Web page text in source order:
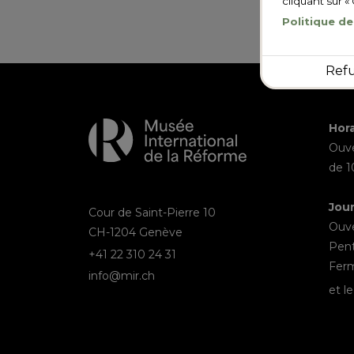
Cour de Saint-Pierre 10
CH-1204 Genève
+41 22 310 24 31
info@mir.ch
de
et le
Politique